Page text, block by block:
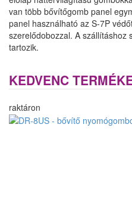
van több bővítőgomb panel
panel használható az S-7P
szerelődobozzal. A szállításhoz
tartozik.
KEDVENC
raktáron